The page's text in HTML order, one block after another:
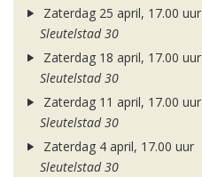
Zaterdag 25 april, 17.00 uur
Sleutelstad 30
Zaterdag 18 april, 17.00 uur
Sleutelstad 30
Zaterdag 11 april, 17.00 uur
Sleutelstad 30
Zaterdag 4 april, 17.00 uur
Sleutelstad 30